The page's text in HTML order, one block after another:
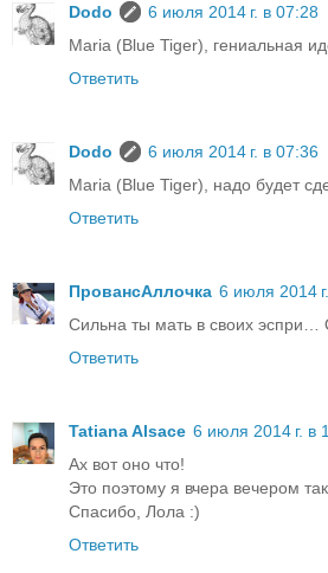
Dodo
6 июля 2014 г. в 07:28
Maria (Blue Tiger), гениальная
Ответить
Dodo
6 июля 2014 г. в 07:36
Maria (Blue Tiger), надо будет
Ответить
ПровансАллочка 6 июля 2014
Сильна ты мать в своих
Ответить
Tatiana Alsace 6 июля 2014 г. в
Ах вот оно что!
Это поэтому я вчера вечером
Спасибо, Лола :)
Ответить